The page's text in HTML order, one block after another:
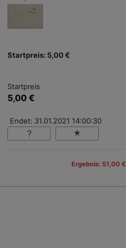
Startpreis: 5,00 €
Startpreis
5,00 €
Endet: 31.01.2021 14:00:30
Ergebnis: 51,00 €